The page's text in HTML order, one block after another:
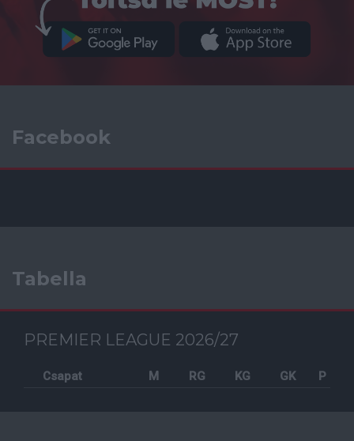
Facebook
Tabella
PREMIER LEAGUE 2026/27
Csapat M RG KG GK P